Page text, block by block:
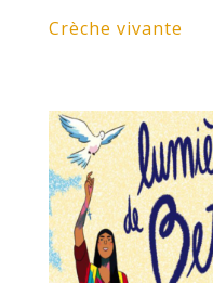
Crèche vivante